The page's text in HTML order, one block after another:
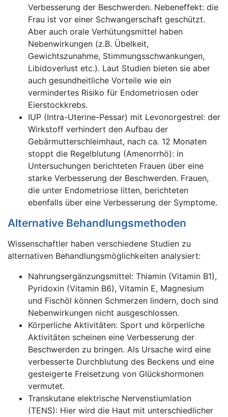
Verbesserung der Beschwerden. Nebeneffekt: die
Frau ist vor einer Schwangerschaft geschützt.
Aber auch orale Verhütungsmittel haben
Nebenwirkungen (z.B. Übelkeit,
Gewichtszunahme, Stimmungsschwankungen,
Libidoverlust etc.). Laut Studien bieten sie aber
auch gesundheitliche Vorteile wie ein
vermindertes Risiko für Endometriosen oder
Eierstockkrebs.
IUP (Intra-Uterine-Pessar) mit Levonorgestrel: der
Wirkstoff verhindert den Aufbau der
Gebärmutterschleimhaut, nach ca. 12 Monaten
stoppt die Regelblutung (Amenorrhö): in
Untersuchungen berichteten Frauen über eine
starke Verbesserung der Beschwerden. Frauen,
die unter Endometriose litten, berichteten
ebenfalls über eine Verbesserung der Symptome.
Alternative Behandlungsmethoden
Wissenschaftler haben verschiedene Studien zu
alternativen Behandlungsmöglichkeiten analysiert:
Nahrungsergänzungsmittel: Thiamin (Vitamin B1),
Pyridoxin (Vitamin B6), Vitamin E, Magnesium
und Fischöl können Schmerzen lindern, doch sind
Nebenwirkungen nicht ausgeschlossen.
Körperliche Aktivitäten: Sport und körperliche
Aktivitäten scheinen eine Verbesserung der
Beschwerden zu bringen. Als Ursache wird eine
verbesserte Durchblutung des Beckens und eine
gesteigerte Freisetzung von Glückshormonen
vermutet.
Transkutane elektrische Nervenstiumlation
(TENS): Hier wird die Haut mit unterschiedlicher